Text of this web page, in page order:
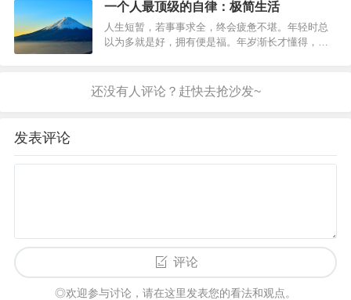
一个人最顶级的自律：极简生活
人生短暂，若事事求全，终会疲惫不堪。年轻时总
以为多就是好，拥有便是福。年岁渐长才懂得，真
的自律，不在加法，而在减法。过一种极简的生
活，身心归位，福气自来。01饮食极简，养身《黄
发表评论
评论
◎欢迎参与讨论，请在这里发表您的看法和观点。